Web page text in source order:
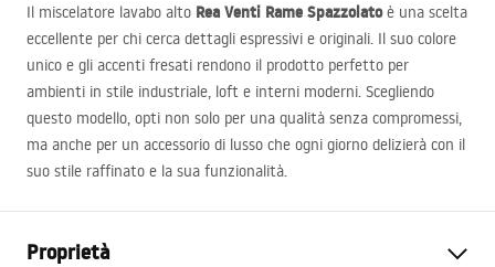
Il miscelatore lavabo alto Rea Venti Rame Spazzolatoè una scelta
eccellente per chi cerca dettagli espressivi e originali. Il suo colore
unico e gli accenti fresati rendono il prodotto perfetto per
ambienti in stile industriale, loft e interni moderni. Scegliendo
questo modello, opti non solo per una qualità senza compromessi,
ma anche per un accessorio di lusso che ogni giorno delizierà con il
suo stile raffinato e la sua funzionalità.
Proprietà